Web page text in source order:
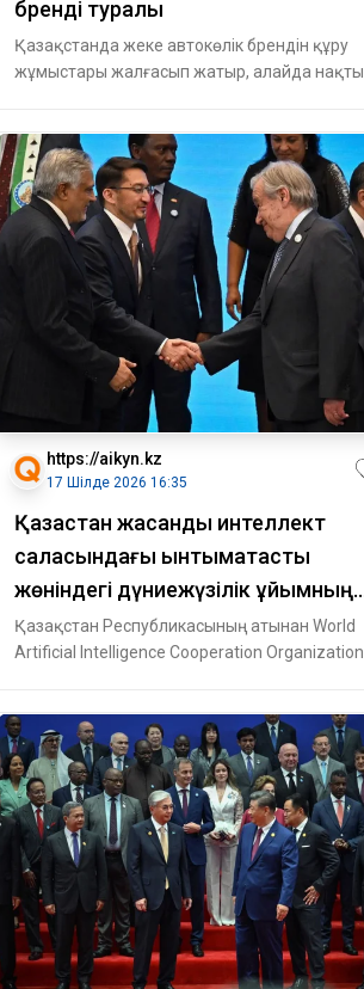
бренді туралы
Қазақстанда жеке автокөлік брендін құру
жұмыстары жалғасып жатыр, алайда нақты
https://aikyn.kz
17 Шілде 2026 16:35
Қазақстан жасанды интеллект
саласындағы ынтымақтастық
жөніндегі дүниежүзілік ұйымның
құрылтайшы мемлекеті атанды
Қазақстан Республикасының атынан World
Artificial Intelligence Cooperation Organization